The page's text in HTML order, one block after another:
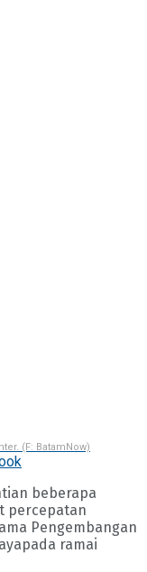
(F: BatamNow)
beberapa
percepatan
Pengembangan
ramai